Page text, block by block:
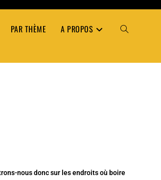
PAR THÈME A PROPOS TOGGLE
nous donc sur les endroits où boire